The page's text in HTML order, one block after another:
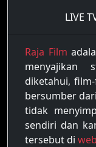
LIVE
Raja Film
menyajikan
diketahui,
bersumber
tidak
sendiri dan
tersebut di